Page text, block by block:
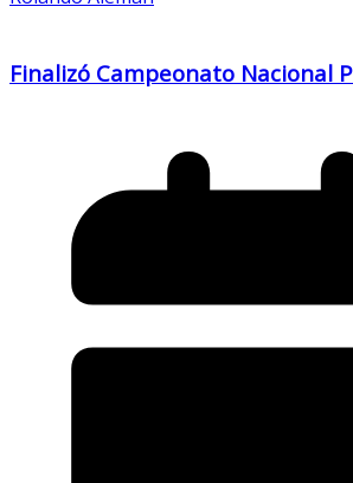
Finalizó Campeonato Nacional